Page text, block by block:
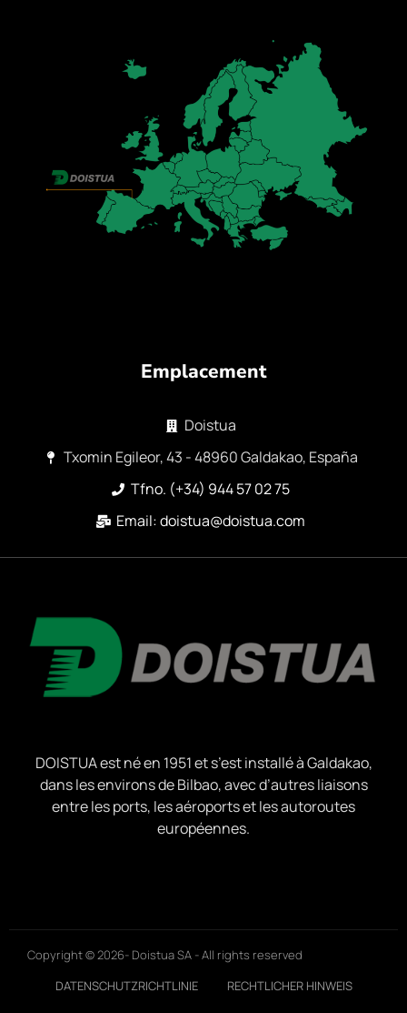
Emplacement
Doistua
Txomin Egileor, 43 - 48960 Galdakao, España
Tfno. (+34) 944 57 02 75
Email: doistua@doistua.com
DOISTUA est né en 1951 et s’est installé à Galdakao,
dans les environs de Bilbao, avec d’autres liaisons
entre les ports, les aéroports et les autoroutes
européennes.
Copyright © 2026- Doistua SA - All rights reserved
DATENSCHUTZRICHTLINIE
RECHTLICHER HINWEIS